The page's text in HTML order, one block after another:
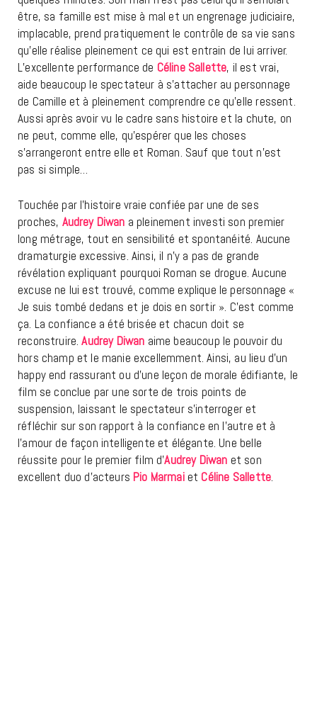
être, sa famille est mise à mal et un engrenage judiciaire,
implacable, prend pratiquement le contrôle de sa vie sans
qu’elle réalise pleinement ce qui est entrain de lui arriver.
L’excellente performance de Céline Sallette, il est vrai,
aide beaucoup le spectateur à s’attacher au personnage
de Camille et à pleinement comprendre ce qu’elle ressent.
Aussi après avoir vu le cadre sans histoire et la chute, on
ne peut, comme elle, qu’espérer que les choses
s’arrangeront entre elle et Roman. Sauf que tout n’est
pas si simple…
Touchée par l’histoire vraie confiée par une de ses
proches, Audrey Diwan a pleinement investi son premier
long métrage, tout en sensibilité et spontanéité. Aucune
dramaturgie excessive. Ainsi, il n’y a pas de grande
révélation expliquant pourquoi Roman se drogue. Aucune
excuse ne lui est trouvé, comme explique le personnage «
Je suis tombé dedans et je dois en sortir ». C’est comme
ça. La confiance a été brisée et chacun doit se
reconstruire.Audrey Diwan aime beaucoup le pouvoir du
hors champ et le manie excellemment. Ainsi, au lieu d’un
happy end rassurant ou d’une leçon de morale édifiante, le
film se conclue par une sorte de trois points de
suspension, laissant le spectateur s’interroger et
réfléchir sur son rapport à la confiance en l’autre et à
l’amour de façon intelligente et élégante. Une belle
réussite pour le premier film d’Audrey Diwan et son
excellent duo d’acteurs Pio Marmai et Céline Sallette.